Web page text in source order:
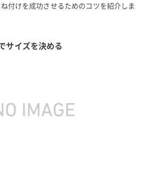
付けを成功させるためのコツを紹介しま
サイズを決める